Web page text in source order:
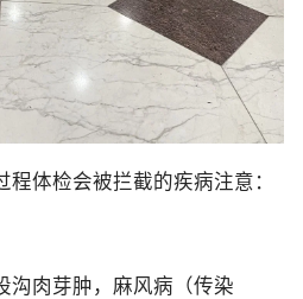
体检会被拦截的疾病注意：
沟肉芽肿，麻风病（传染